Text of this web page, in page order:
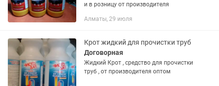
и в розницу от производителя
Алматы, 29 июля
Крот жидкий для прочистки труб
Договорная
Жидкий Крот , средство для прочистки
труб , от производителя оптом